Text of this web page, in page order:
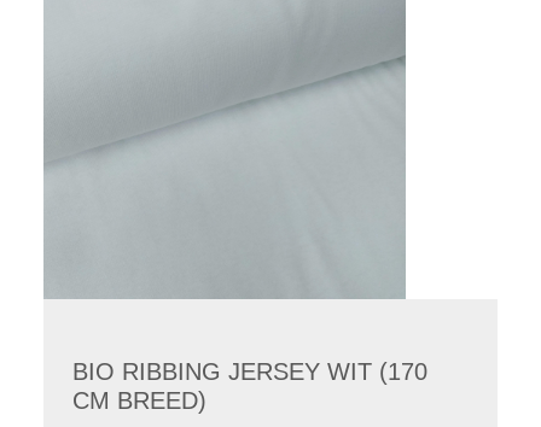
BIO RIBBING JERSEY WIT (170
CM BREED)